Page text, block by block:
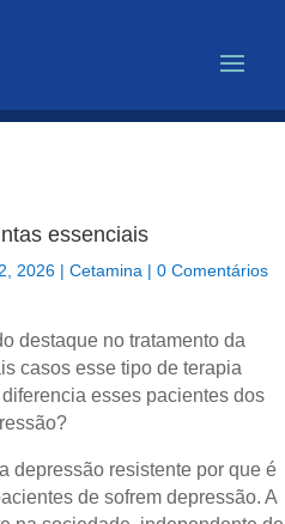
essenciais
2026 | Cetamina | 0 Comentários
destaque no tratamento da
casos esse tipo de terapia
esses pacientes dos
depressão resistente por que é
de sofrem depressão. A